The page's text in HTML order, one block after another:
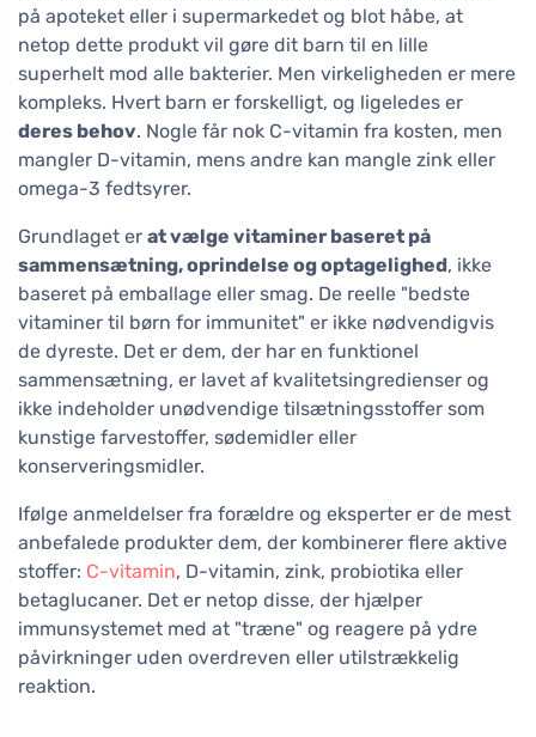
på apoteket eller i supermarkedet og blot håbe, at
netop dette produkt vil gøre dit barn til en lille
superhelt mod alle bakterier. Men virkeligheden er mere
kompleks. Hvert barn er forskelligt, og ligeledes er
deres behov. Nogle får nok C-vitamin fra kosten, men
mangler D-vitamin, mens andre kan mangle zink eller
omega-3 fedtsyrer.
Grundlaget er at vælge vitaminer baseret på
sammensætning, oprindelse og optagelighed, ikke
baseret på emballage eller smag. De reelle "bedste
vitaminer til børn for immunitet" er ikke nødvendigvis
de dyreste. Det er dem, der har en funktionel
sammensætning, er lavet af kvalitetsingredienser og
ikke indeholder unødvendige tilsætningsstoffer som
kunstige farvestoffer, sødemidler eller
konserveringsmidler.
Ifølge anmeldelser fra forældre og eksperter er de mest
anbefalede produkter dem, der kombinerer flere aktive
stoffer: C-vitamin, D-vitamin, zink, probiotika eller
betaglucaner. Det er netop disse, der hjælper
immunsystemet med at "træne" og reagere på ydre
påvirkninger uden overdreven eller utilstrækkelig
reaktion.